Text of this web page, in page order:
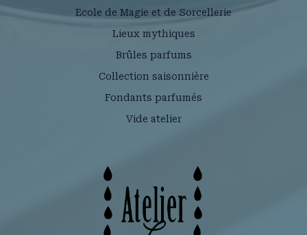
Ecole de Magie et de Sorcellerie
Lieux mythiques
Brûles parfums
Collection saisonnière
Fondants parfumés
Vide atelier